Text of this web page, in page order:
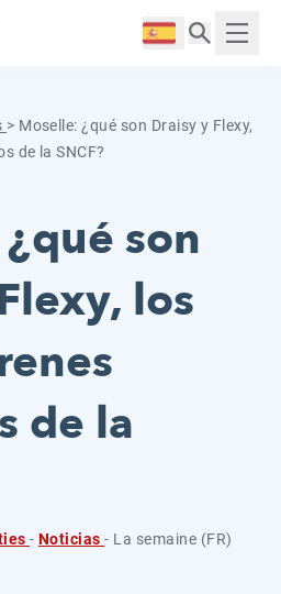
Langue :
> Moselle: ¿qué son Draisy y Flexy,
de la SNCF?
son
los
de la
-Noticias- La semaine (FR)